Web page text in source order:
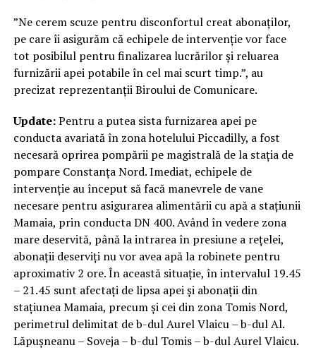
”Ne cerem scuze pentru disconfortul creat abonaților,
pe care îi asigurăm că echipele de intervenție vor face
tot posibilul pentru finalizarea lucrărilor și reluarea
furnizării apei potabile în cel mai scurt timp.”, au
precizat reprezentanții Biroului de Comunicare.
Update:Pentru a putea sista furnizarea apei pe
conducta avariată în zona hotelului Piccadilly, a fost
necesară oprirea pompării pe magistrală de la stația de
pompare Constanța Nord. Imediat, echipele de
intervenție au început să facă manevrele de vane
necesare pentru asigurarea alimentării cu apă a stațiunii
Mamaia, prin conducta DN 400. Având în vedere zona
mare deservită, până la intrarea în presiune a rețelei,
abonații deserviți nu vor avea apă la robinete pentru
aproximativ 2 ore. În această situație, în intervalul 19.45
– 21.45 sunt afectați de lipsa apei și abonații din
stațiunea Mamaia, precum și cei din zona Tomis Nord,
perimetrul delimitat de b-dul Aurel Vlaicu – b-dul Al.
Lăpușneanu – Soveja – b-dul Tomis – b-dul Aurel Vlaicu.